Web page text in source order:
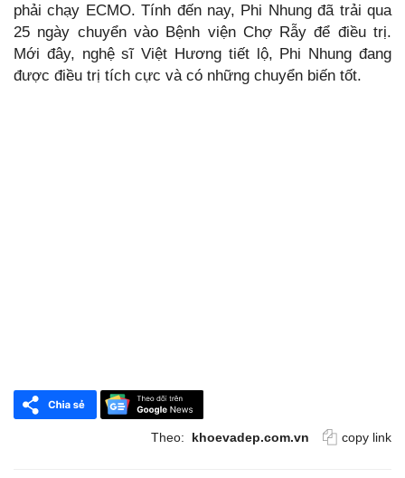
phải chạy ECMO. Tính đến nay, Phi Nhung đã trải qua
25 ngày chuyển vào Bệnh viện Chợ Rẫy để điều trị.
Mới đây, nghệ sĩ Việt Hương tiết lộ, Phi Nhung đang
được điều trị tích cực và có những chuyển biến tốt.
Theo: khoevadep.com.vn copy link